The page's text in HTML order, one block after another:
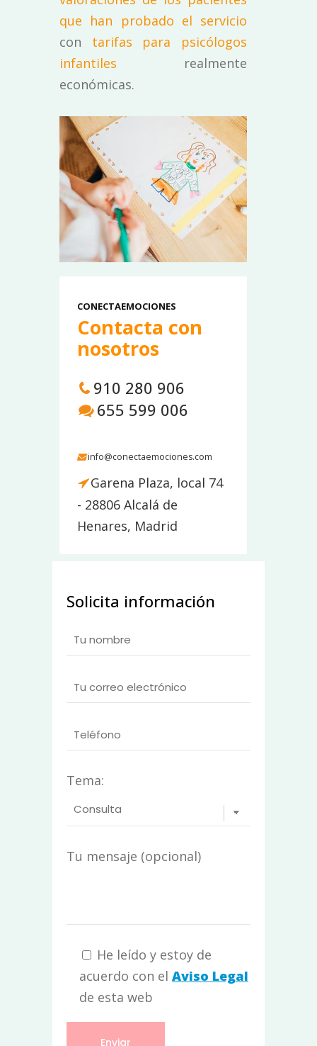
que han probado el servicio
con tarifas para psicólogos
infantiles realmente
económicas.
CONECTAEMOCIONES
Contacta con
nosotros
910 280 906
655 599 006
info@conectaemociones.com
Garena Plaza, local 74
- 28806 Alcalá de
Henares, Madrid
Solicita información
Tema:
Tu mensaje (opcional)
He leído y estoy de
acuerdo con el Aviso Legal
de esta web